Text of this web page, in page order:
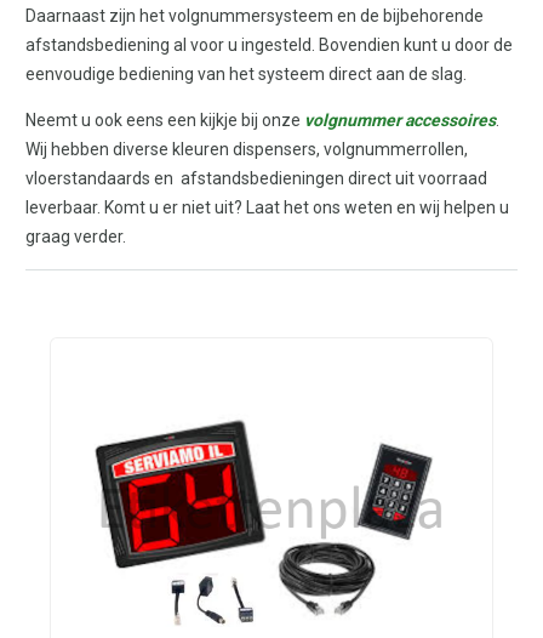
Daarnaast zijn het volgnummersysteem en de bijbehorende
afstandsbediening al voor u ingesteld. Bovendien kunt u door de
eenvoudige bediening van het systeem direct aan de slag.
Neemt u ook eens een kijkje bij onze volgnummer accessoires.
Wij hebben diverse kleuren dispensers, volgnummerrollen,
vloerstandaards en afstandsbedieningen direct uit voorraad
leverbaar. Komt u er niet uit? Laat het ons weten en wij helpen u
graag verder.